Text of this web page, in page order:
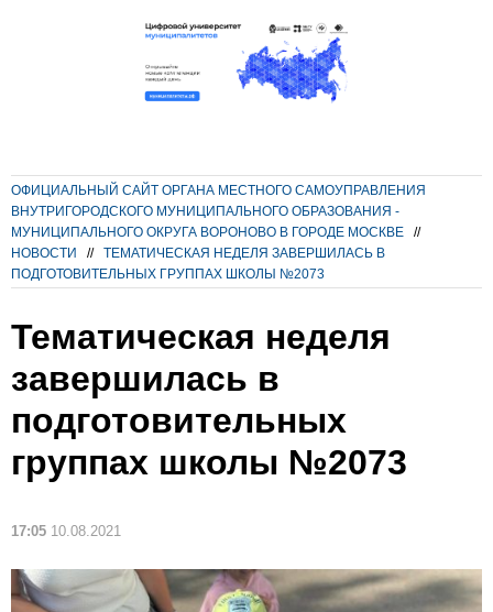
ОФИЦИАЛЬНЫЙ САЙТ ОРГАНА МЕСТНОГО САМОУПРАВЛЕНИЯ
ВНУТРИГОРОДСКОГО МУНИЦИПАЛЬНОГО ОБРАЗОВАНИЯ -
МУНИЦИПАЛЬНОГО ОКРУГА ВОРОНОВО В ГОРОДЕ МОСКВЕ
//
НОВОСТИ
//
ТЕМАТИЧЕСКАЯ НЕДЕЛЯ ЗАВЕРШИЛАСЬ В
ПОДГОТОВИТЕЛЬНЫХ ГРУППАХ ШКОЛЫ №2073
Тематическая неделя
завершилась в
подготовительных
группах школы №2073
17:05 10.08.2021